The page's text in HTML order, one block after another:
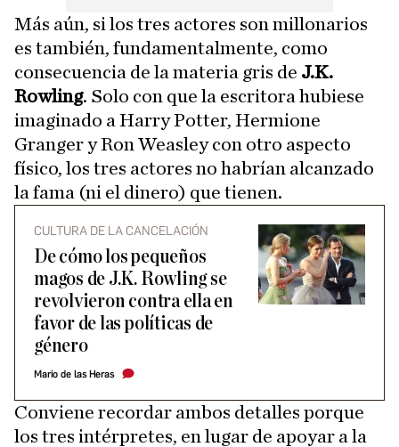
Más aún, si los tres actores son millonarios
es también, fundamentalmente, como
consecuencia de la materia gris de J.K.
Rowling. Solo con que la escritora hubiese
imaginado a Harry Potter, Hermione
Granger y Ron Weasley con otro aspecto
físico, los tres actores no habrían alcanzado
la fama (ni el dinero) que tienen.
CULTURA DE LA CANCELACIÓN
De cómo los pequeños
magos de J.K. Rowling se
revolvieron contra ella en
favor de las políticas de
género
Mario de las Heras
Conviene recordar ambos detalles porque
los tres intérpretes, en lugar de apoyar a la